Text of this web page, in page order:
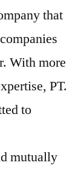
that
With more
PT.
to
mutually